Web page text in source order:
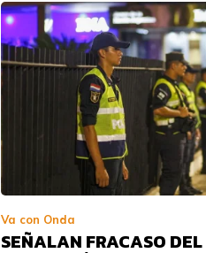
Va con Onda
SEÑALAN FRACASO